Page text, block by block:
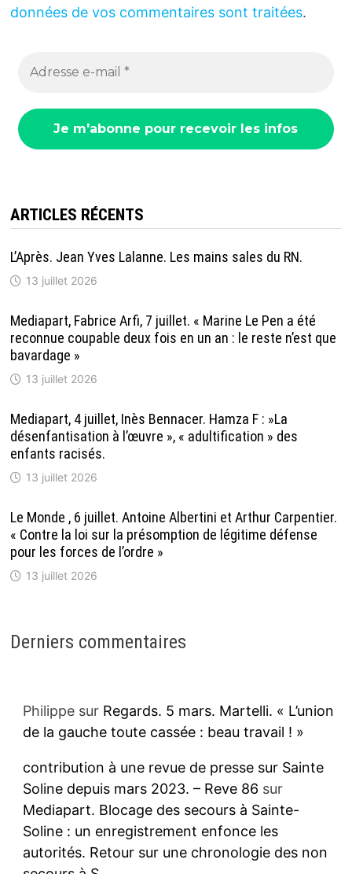
données de vos commentaires sont traitées.
ARTICLES RÉCENTS
L’Après. Jean Yves Lalanne. Les mains sales du RN.
13 juillet 2026
Mediapart, Fabrice Arfi, 7 juillet. « Marine Le Pen a été
reconnue coupable deux fois en un an : le reste n’est que
bavardage »
13 juillet 2026
Mediapart, 4 juillet, Inès Bennacer. Hamza F : »La
désenfantisation à l’œuvre », « adultification » des
enfants racisés.
13 juillet 2026
Le Monde , 6 juillet. Antoine Albertini et Arthur Carpentier.
« Contre la loi sur la présomption de légitime défense
pour les forces de l’ordre »
13 juillet 2026
Derniers commentaires
Philippesur Regards. 5 mars. Martelli. « L’union
de la gauche toute cassée : beau travail ! »
contribution à une revue de presse sur Sainte
Soline depuis mars 2023. – Reve 86 sur
Mediapart. Blocage des secours à Sainte-
Soline : un enregistrement enfonce les
autorités. Retour sur une chronologie des non